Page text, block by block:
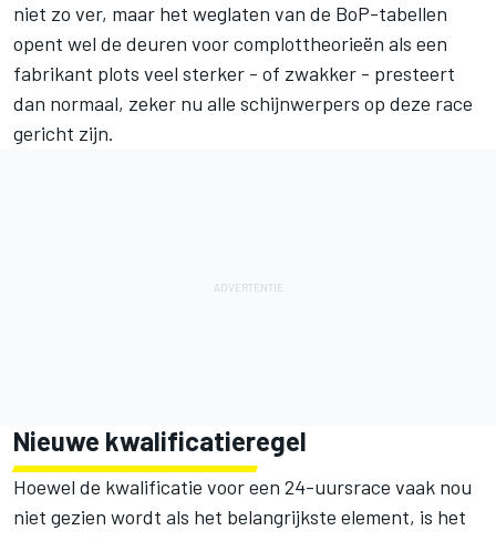
niet zo ver, maar het weglaten van de BoP-tabellen
opent wel de deuren voor complottheorieën als een
fabrikant plots veel sterker - of zwakker - presteert
dan normaal, zeker nu alle schijnwerpers op deze race
gericht zijn.
Nieuwe kwalificatieregel
Hoewel de kwalificatie voor een 24-uursrace vaak nou
niet gezien wordt als het belangrijkste element, is het